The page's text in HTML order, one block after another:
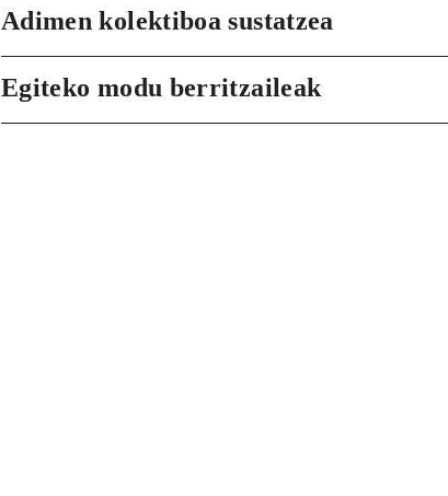
Adimen kolektiboa sustatzea
Egiteko modu berritzaileak